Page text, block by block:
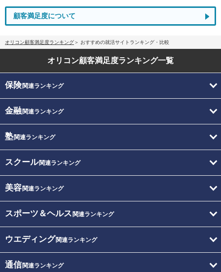
顧客満足度について
オリコン顧客満足度ランキング おすすめの就活サイトランキング・比較
オリコン顧客満足度ランキング一覧
保険関連ランキング
金融関連ランキング
塾関連ランキング
スクール関連ランキング
美容関連ランキング
スポーツ＆ヘルス 関連ランキング
ウエディング関連ランキング
通信関連ランキング